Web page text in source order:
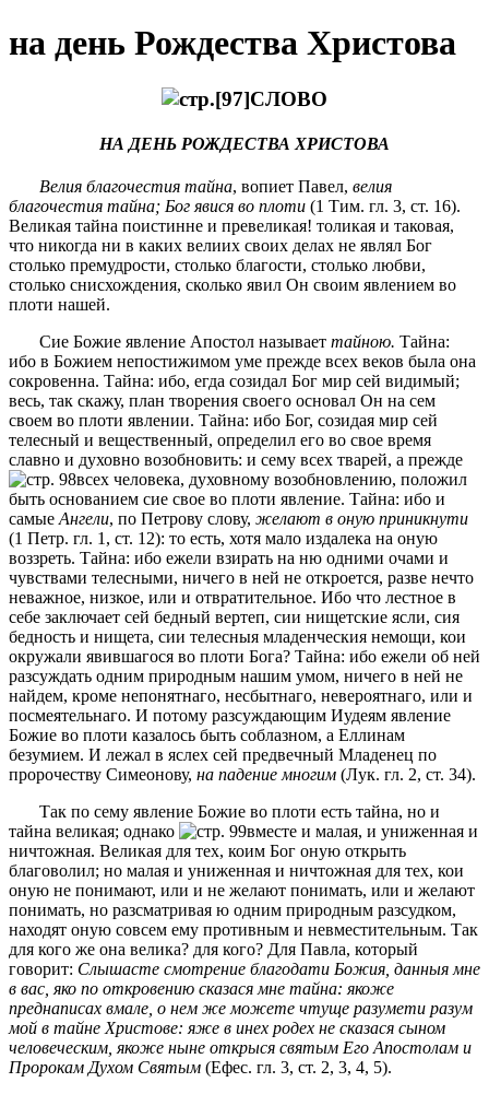
на день Рождества Христова
СЛОВО
НА ДЕНЬ РОЖДЕСТВА ХРИСТОВА
Велия благочестия тайна, вопиет Павел, велия
благочестия тайна; Бог явися во плоти (1 Тим. гл. 3, ст. 16).
Великая тайна поистинне и превеликая! толикая и таковая,
что никогда ни в каких велиих своих делах не являл Бог
столько премудрости, столько благости, столько любви,
столько снисхождения, сколько явил Он своим явлением во
плоти нашей.
Сие Божие явление Апостол называет тайною. Тайна:
ибо в Божием непостижимом уме прежде всех веков была она
сокровенна. Тайна: ибо, егда созидал Бог мир сей видимый;
весь, так скажу, план творения своего основал Он на сем
своем во плоти явлении. Тайна: ибо Бог, созидая мир сей
телесный и вещественный, определил его во свое время
славно и духовно возобновить: и сему всех тварей, а прежде
всех человека, духовному возобновлению, положил
быть основанием сие свое во плоти явление. Тайна: ибо и
самыеАнгели, по Петрову слову, желают в оную приникнути
(1 Петр. гл. 1, ст. 12): то есть, хотя мало издалека на оную
воззреть. Тайна: ибо ежели взирать на ню одними очами и
чувствами телесными, ничего в ней не откроется, разве нечто
неважное, низкое, или и отвратительное. Ибо что лестное в
себе заключает сей бедный вертеп, сии нищетские ясли, сия
бедность и нищета, сии телесныя младенческия немощи, кои
окружали явившагося во плоти Бога? Тайна: ибо ежели об ней
разсуждать одним природным нашим умом, ничего в ней не
найдем, кроме непонятнаго, несбытнаго, невероятнаго, или и
посмеятельнаго. И потому разсуждающим Иудеям явление
Божие во плоти казалось быть соблазном, а Еллинам
безумием. И лежал в яслех сей предвечный Младенец по
пророчеству Симеонову, на падение многим (Лук. гл. 2, ст. 34).
Так по сему явление Божие во плоти есть тайна, но и
тайна великая; однако
вместе и малая, и униженная и
ничтожная. Великая для тех, коим Бог оную открыть
благоволил; но малая и униженная и ничтожная для тех, кои
оную не понимают, или и не желают понимать, или и желают
понимать, но разсматривая ю одним природным разсудком,
находят оную совсем ему противным и невместительным. Так
для кого же она велика? для кого? Для Павла, который
говорит: Слышасте смотрение благодати Божия, данныя мне
в вас, яко по откровению сказася мне тайна: якоже
преднаписах вмале, о нем же можете чтуще разумети разум
мой в тайне Христове: яже в инех родех не сказася сыном
человеческим, якоже ныне открыся святым Его Апостолам и
Пророкам Духом Святым (Ефес. гл. 3, ст. 2, 3, 4, 5).